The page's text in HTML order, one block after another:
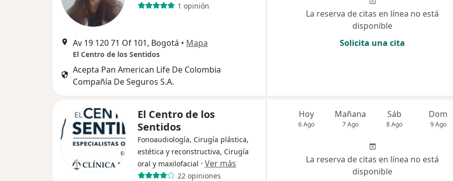
1 opinión
Av 19 120 71 Of 101, Bogotá • Mapa
El Centro de los Sentidos
Acepta Pan American Life De Colombia
Compañía De Seguros S.A.
La reserva de citas en línea no está
disponible
Solicita una cita
El Centro de los
Sentidos
Fonoaudiología, Cirugía plástica,
estética y reconstructiva, Cirugía
oral y maxilofacial · Ver más
22 opiniones
Hoy
6 Ago
Mañana
7 Ago
Sáb
8 Ago
Dom
9 Ago
La reserva de citas en línea no está
disponible